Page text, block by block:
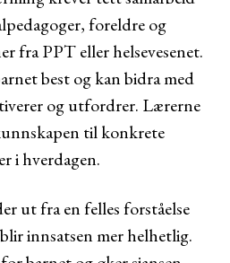
foreldre og
fra PPT eller helsevesenet.
best og kan bidra med
og utfordrer. Lærerne
til konkrete
i hverdagen.
ut fra en felles forståelse
innsatsen mer helhetlig.